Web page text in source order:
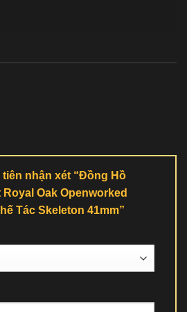
nhận xét “Đồng Hồ
Oak Openworked
Tác Skeleton 41mm”